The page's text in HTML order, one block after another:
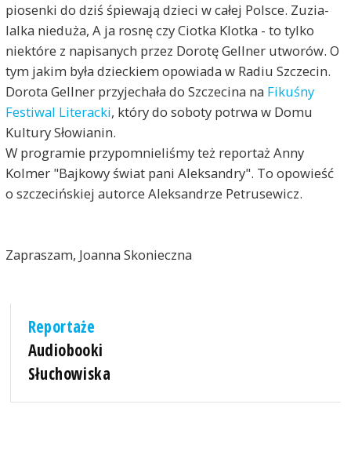
piosenki do dziś śpiewają dzieci w całej Polsce. Zuzia-
lalka nieduża, A ja rosnę czy Ciotka Klotka - to tylko
niektóre z napisanych przez Dorotę Gellner utworów. O
tym jakim była dzieckiem opowiada w Radiu Szczecin.
Dorota Gellner przyjechała do Szczecina na Fikuśny
Festiwal Literacki, który do soboty potrwa w Domu
Kultury Słowianin.
W programie przypomnieliśmy też reportaż Anny
Kolmer "Bajkowy świat pani Aleksandry". To opowieść
o szczecińskiej autorce Aleksandrze Petrusewicz.
Zapraszam, Joanna Skonieczna
Reportaże
Audiobooki
Słuchowiska